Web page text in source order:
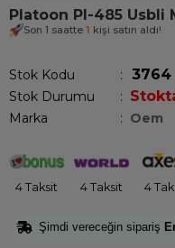
Platoon Pl-485 Usbli
Son 1 saatte 1 kişi satın aldı!
Stok Kodu 3764
Stok Durumu :
Marka : Oem
4 Taksit 4 Taksit 4
Şimdi vereceğin sipariş